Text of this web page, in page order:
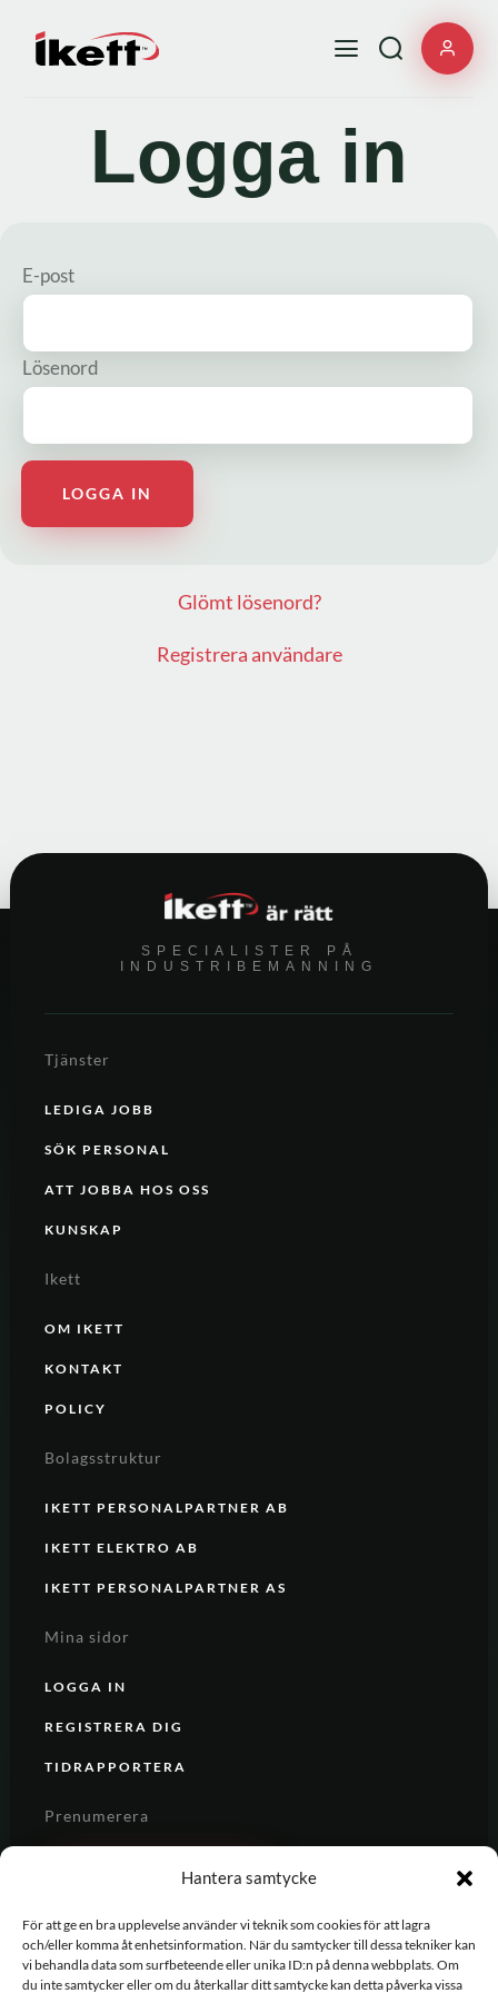
Hantera samtycke
För att ge en bra upplevelse använder vi teknik som cookies för att lagra
och/eller komma åt enhetsinformation. När du samtycker till dessa tekniker kan
vi behandla data som surfbeteende eller unika ID:n på denna webbplats. Om
du inte samtycker eller om du återkallar ditt samtycke kan detta påverka vissa
Logga in
E-post
Lösenord
Glömt lösenord?
Registrera användare
SPECIALISTER PÅ
INDUSTRIBEMANNING
Tjänster
LEDIGA JOBB
SÖK PERSONAL
ATT JOBBA HOS OSS
KUNSKAP
Ikett
OM IKETT
KONTAKT
POLICY
Bolagsstruktur
IKETT PERSONALPARTNER AB
IKETT ELEKTRO AB
IKETT PERSONALPARTNER AS
Mina sidor
LOGGA IN
REGISTRERA DIG
TIDRAPPORTERA
Prenumerera
REGISTRERA DIG